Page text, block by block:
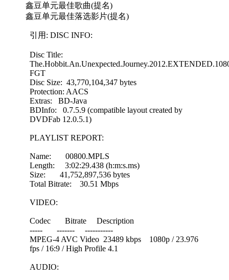
鑫豆单元最佳歌曲(提名)
鑫豆单元最佳落选影片(提名)
引用: DISC INFO:
Disc Title:
FGT
Disc Size: 43,770,104,347 bytes
Protection: AACS
Extras: BD-Java
BDInfo: 0.7.5.9 (compatible layout created by
DVDFab 12.0.5.1)
PLAYLIST REPORT:
Name: 00800.MPLS
Length: 3:02:29.438 (h:m:s.ms)
Size: 41,752,897,536 bytes
Total Bitrate: 30.51 Mbps
VIDEO:
Codec Bitrate Description
----- ------- -----------
MPEG-4 AVC Video 23489 kbps 1080p / 23.976
fps / 16:9 / High Profile 4.1
AUDIO: